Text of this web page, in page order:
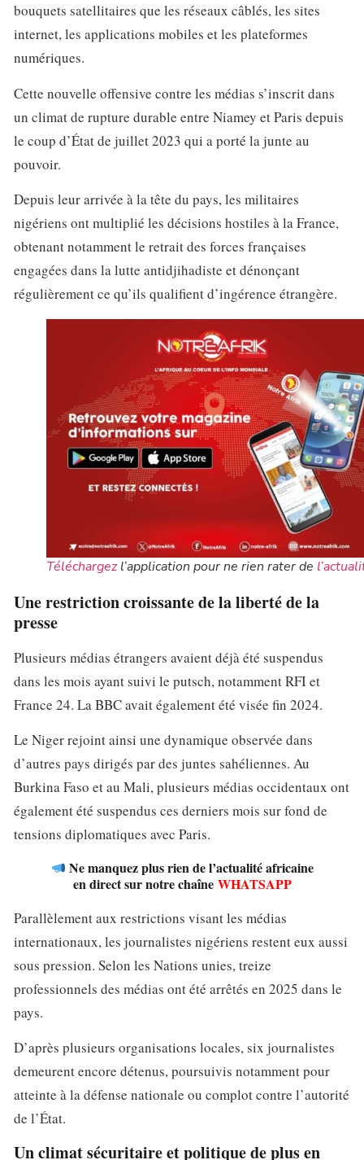
bouquets satellitaires que les réseaux câblés, les sites
internet, les applications mobiles et les plateformes
numériques.
Cette nouvelle offensive contre les médias s’inscrit dans
un climat de rupture durable entre Niamey et Paris depuis
le coup d’État de juillet 2023 qui a porté la junte au
pouvoir.
Depuis leur arrivée à la tête du pays, les militaires
nigériens ont multiplié les décisions hostiles à la France,
obtenant notamment le retrait des forces françaises
engagées dans la lutte antidjihadiste et dénonçant
régulièrement ce qu’ils qualifient d’ingérence étrangère.
Téléchargezl’application pour ne rien rater de
Une restriction croissante de la liberté de la
presse
Plusieurs médias étrangers avaient déjà été suspendus
dans les mois ayant suivi le putsch, notamment RFI et
France 24. La BBC avait également été visée fin 2024.
Le Niger rejoint ainsi une dynamique observée dans
d’autres pays dirigés par des juntes sahéliennes. Au
Burkina Faso et au Mali, plusieurs médias occidentaux ont
également été suspendus ces derniers mois sur fond de
tensions diplomatiques avec Paris.
Ne manquez plus rien de l’actualité africaine
en direct sur notre chaîne WHATSAPP
Parallèlement aux restrictions visant les médias
internationaux, les journalistes nigériens restent eux aussi
sous pression. Selon les Nations unies, treize
professionnels des médias ont été arrêtés en 2025 dans le
pays.
D’après plusieurs organisations locales, six journalistes
demeurent encore détenus, poursuivis notamment pour
atteinte à la défense nationale ou complot contre l’autorité
de l’État.
Un climat sécuritaire et politique de plus en